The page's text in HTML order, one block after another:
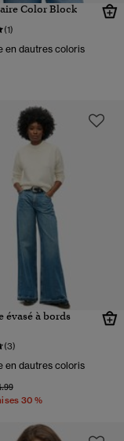
Color Block
(1)
en dautres coloris
évasé à bords
(3)
en dautres coloris
réduit de
à
30 %